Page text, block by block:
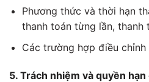
Phương thức và thời hạn
thanh toán từng lần, thanh
Các trường hợp điều
5. Trách nhiệm và quyền hạn